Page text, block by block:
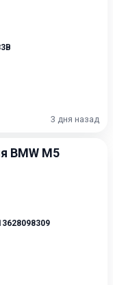
3 дня назад
BMW M5